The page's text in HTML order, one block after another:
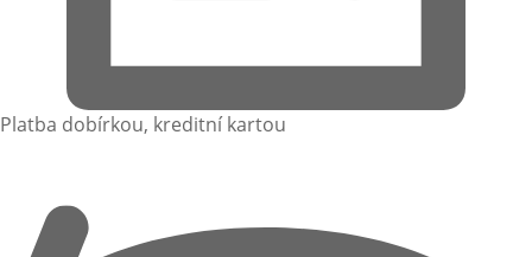
Platba dobírkou, kreditní kartou